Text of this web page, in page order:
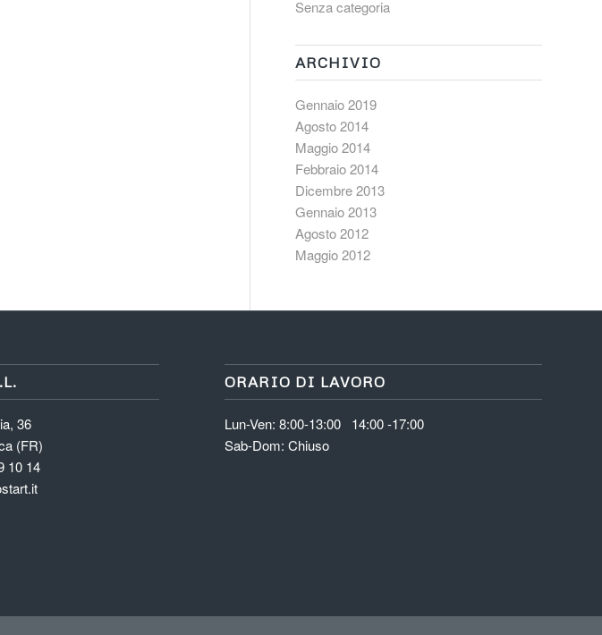
Senza categoria
ARCHIVIO
Gennaio 2019
Agosto 2014
Maggio 2014
Febbraio 2014
Dicembre 2013
Gennaio 2013
Agosto 2012
Maggio 2012
36
(FR)
10 14
ORARIO DI LAVORO
Lun-Ven: 8:00-13:00 14:00 -17:00
Sab-Dom: Chiuso